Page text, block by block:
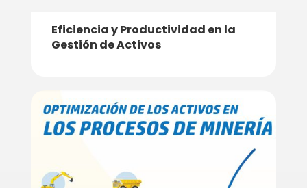
Eficiencia y Productividad en la
Gestión de Activos